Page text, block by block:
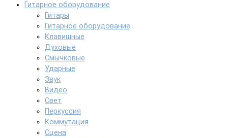
Гитарное оборудование
Гитары
Гитарное оборудование
Клавишные
Духовые
Смычковые
Ударные
Звук
Видео
Свет
Перкуссия
Коммутация
Сцена